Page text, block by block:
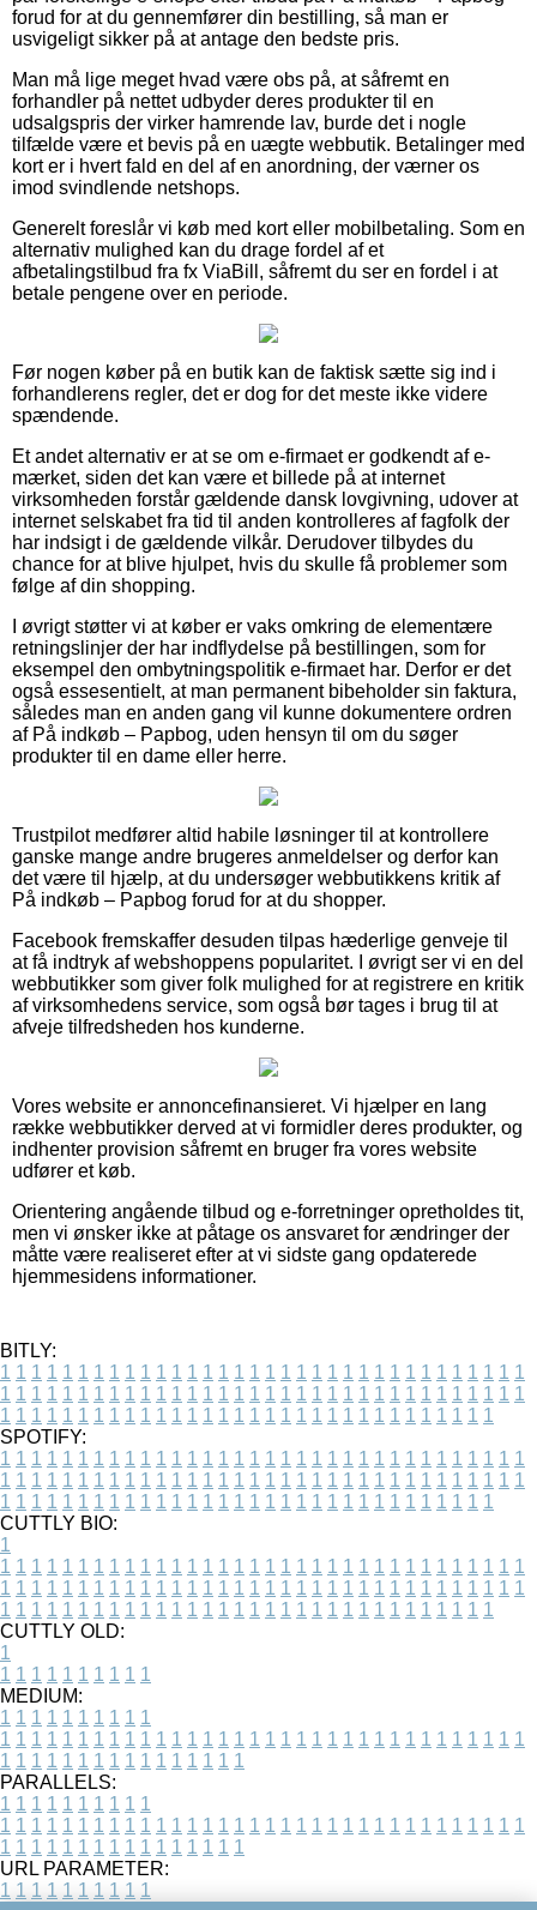
forud for at du gennemfører din bestilling, så man er
usvigeligt sikker på at antage den bedste pris.
Man må lige meget hvad være obs på, at såfremt en
forhandler på nettet udbyder deres produkter til en
udsalgspris der virker hamrende lav, burde det i nogle
tilfælde være et bevis på en uægte webbutik. Betalinger med
kort er i hvert fald en del af en anordning, der værner os
imod svindlende netshops.
Generelt foreslår vi køb med kort eller mobilbetaling. Som en
alternativ mulighed kan du drage fordel af et
afbetalingstilbud fra fx ViaBill, såfremt du ser en fordel i at
betale pengene over en periode.
Før nogen køber på en butik kan de faktisk sætte sig ind i
forhandlerens regler, det er dog for det meste ikke videre
spændende.
Et andet alternativ er at se om e-firmaet er godkendt af e-
mærket, siden det kan være et billede på at internet
virksomheden forstår gældende dansk lovgivning, udover at
internet selskabet fra tid til anden kontrolleres af fagfolk der
har indsigt i de gældende vilkår. Derudover tilbydes du
chance for at blive hjulpet, hvis du skulle få problemer som
følge af din shopping.
I øvrigt støtter vi at køber er vaks omkring de elementære
retningslinjer der har indflydelse på bestillingen, som for
eksempel den ombytningspolitik e-firmaet har. Derfor er det
også essesentielt, at man permanent bibeholder sin faktura,
således man en anden gang vil kunne dokumentere ordren
af På indkøb – Papbog, uden hensyn til om du søger
produkter til en dame eller herre.
Trustpilot medfører altid habile løsninger til at kontrollere
ganske mange andre brugeres anmeldelser og derfor kan
det være til hjælp, at du undersøger webbutikkens kritik af
På indkøb – Papbog forud for at du shopper.
Facebook fremskaffer desuden tilpas hæderlige genveje til
at få indtryk af webshoppens popularitet. I øvrigt ser vi en del
webbutikker som giver folk mulighed for at registrere en kritik
af virksomhedens service, som også bør tages i brug til at
afveje tilfredsheden hos kunderne.
Vores website er annoncefinansieret. Vi hjælper en lang
række webbutikker derved at vi formidler deres produkter, og
indhenter provision såfremt en bruger fra vores website
udfører et køb.
Orientering angående tilbud og e-forretninger opretholdes tit,
men vi ønsker ikke at påtage os ansvaret for ændringer der
måtte være realiseret efter at vi sidste gang opdaterede
hjemmesidens informationer.
BITLY:
1 1 1 1 1 1 1 1 1 1 1 1 1 1 1 1 1 1 1 1 1 1 1 1 1 1 1 1 1 1 1 1 1 1
1 1 1 1 1 1 1 1 1 1 1 1 1 1 1 1 1 1 1 1 1 1 1 1 1 1 1 1 1 1 1 1 1 1
1 1 1 1 1 1 1 1 1 1 1 1 1 1 1 1 1 1 1 1 1 1 1 1 1 1 1 1 1 1 1 1
SPOTIFY:
1 1 1 1 1 1 1 1 1 1 1 1 1 1 1 1 1 1 1 1 1 1 1 1 1 1 1 1 1 1 1 1 1 1
1 1 1 1 1 1 1 1 1 1 1 1 1 1 1 1 1 1 1 1 1 1 1 1 1 1 1 1 1 1 1 1 1 1
1 1 1 1 1 1 1 1 1 1 1 1 1 1 1 1 1 1 1 1 1 1 1 1 1 1 1 1 1 1 1 1
CUTTLY BIO:
1
1 1 1 1 1 1 1 1 1 1 1 1 1 1 1 1 1 1 1 1 1 1 1 1 1 1 1 1 1 1 1 1 1 1
1 1 1 1 1 1 1 1 1 1 1 1 1 1 1 1 1 1 1 1 1 1 1 1 1 1 1 1 1 1 1 1 1 1
1 1 1 1 1 1 1 1 1 1 1 1 1 1 1 1 1 1 1 1 1 1 1 1 1 1 1 1 1 1 1 1
CUTTLY OLD:
1
1 1 1 1 1 1 1 1 1 1
MEDIUM:
1 1 1 1 1 1 1 1 1 1
1 1 1 1 1 1 1 1 1 1 1 1 1 1 1 1 1 1 1 1 1 1 1 1 1 1 1 1 1 1 1 1 1 1
1 1 1 1 1 1 1 1 1 1 1 1 1 1 1 1
PARALLELS:
1 1 1 1 1 1 1 1 1 1
1 1 1 1 1 1 1 1 1 1 1 1 1 1 1 1 1 1 1 1 1 1 1 1 1 1 1 1 1 1 1 1 1 1
1 1 1 1 1 1 1 1 1 1 1 1 1 1 1 1
URL PARAMETER:
1 1 1 1 1 1 1 1 1 1